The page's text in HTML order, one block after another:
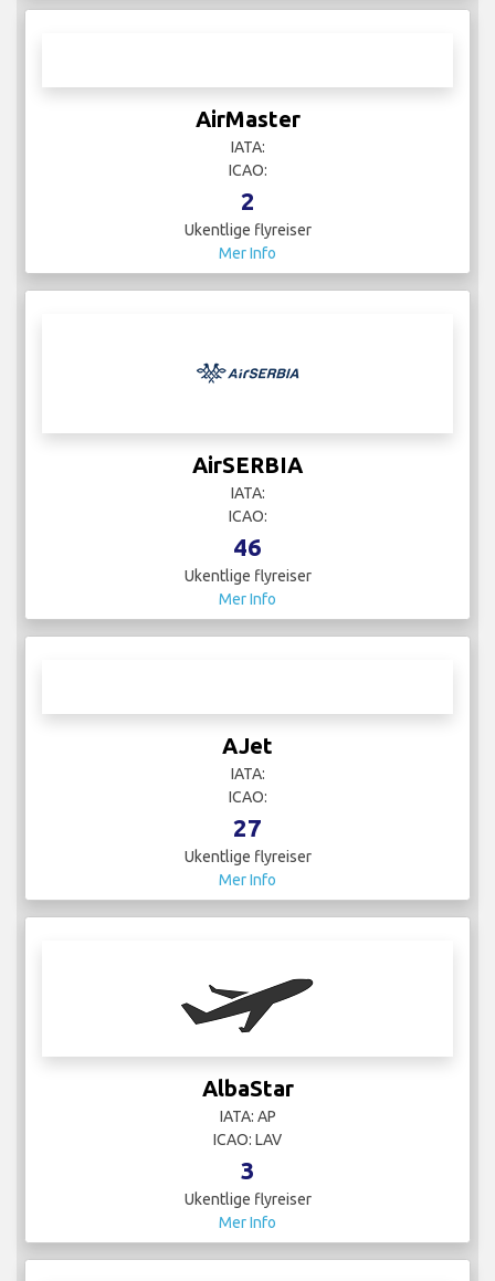
AirMaster
IATA:
ICAO:
2
Ukentlige flyreiser
Mer Info
AirSERBIA
IATA:
ICAO:
46
Ukentlige flyreiser
Mer Info
AJet
IATA:
ICAO:
27
Ukentlige flyreiser
Mer Info
AlbaStar
IATA: AP
ICAO: LAV
3
Ukentlige flyreiser
Mer Info